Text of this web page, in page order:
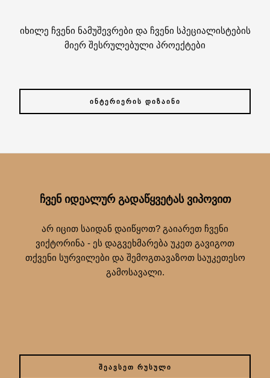
იხილე ჩვენი ნამუშევრები და ჩვენი სპეციალისტების
მიერ შესრულებული პროექტები
ᲘᲜᲢᲔᲠᲘᲔᲠᲘᲡ ᲓᲘᲖᲐᲘᲜᲘ
ᲩᲕᲔᲜ ᲘᲓᲔᲐᲚᲣᲠ ᲒᲐᲓᲐᲬᲧᲕᲔᲢᲐᲡ ᲕᲘᲞᲝᲕᲘᲗ
არ იცით საიდან დაიწყოთ? გაიარეთ ჩვენი
ვიქტორინა - ეს დაგვეხმარება უკეთ გავიგოთ
თქვენი სურვილები და შემოგთავაზოთ საუკეთესო
გამოსავალი.
ᲨᲔᲐᲕᲡᲔᲗ ᲠᲣᲡᲣᲚᲘ